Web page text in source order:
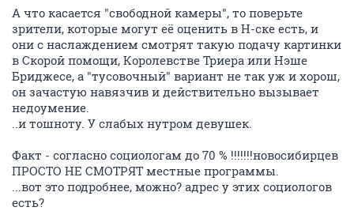
А что касается "свободной камеры", то поверьте
зрители, которые могут её оценить в Н-ске есть, и
они с наслаждением смотрят такую подачу картинки
в Скорой помощи, Королевстве Триера или Нэше
Бриджесе, а "тусовочный" вариант не так уж и хорош,
он зачастую навязчив и действительно вызывает
недоумение.
..и тошноту. У слабых нутром девушек.
Факт - согласно социологам до 70 % !!!!!!!новосибирцев
ПРОСТО НЕ СМОТРЯТ местные программы.
...вот это подробнее, можно? адрес у этих социологов
есть?